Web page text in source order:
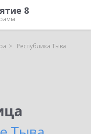
8
Республика Тыва